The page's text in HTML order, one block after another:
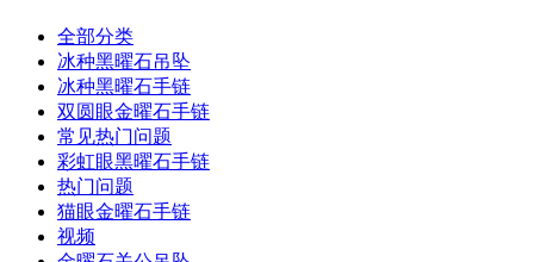
全部分类
冰种黑曜石吊坠
冰种黑曜石手链
双圆眼金曜石手链
常见热门问题
彩虹眼黑曜石手链
热门问题
猫眼金曜石手链
视频